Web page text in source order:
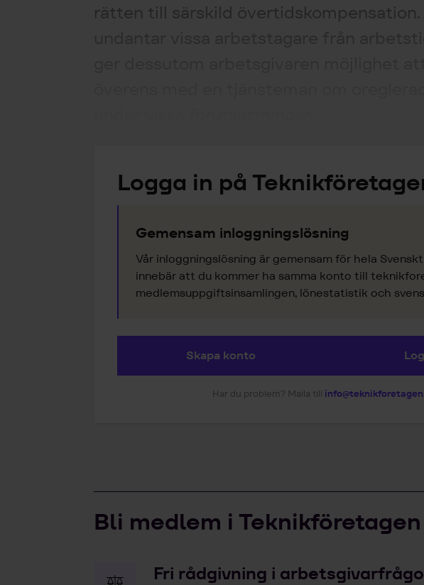
rätten till särskild
Logga in på
Gemensam inloggningslösning
Vår inloggningslösning är gemensam för hela
innebär att du kommer ha samma konto till
medlemsuppgiftsinsamlingen, lönestatistik och
Skapa konto
Har du problem? Maila till
Bli medlem i Teknikföretagen
Fri rådgivning i